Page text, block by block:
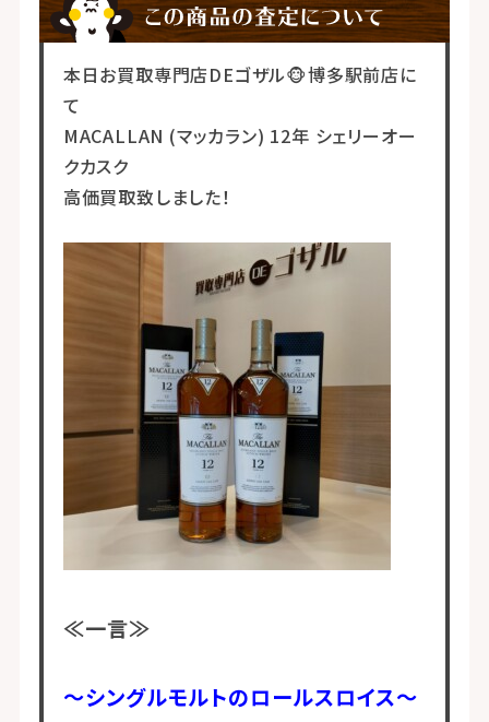
本日お買取専門店DEゴザル🐵博多駅前店に
て
MACALLAN (マッカラン) 12年 シェリーオー
クカスク
高価買取致しました！
≪一言≫
～シングルモルトのロールスロイス～